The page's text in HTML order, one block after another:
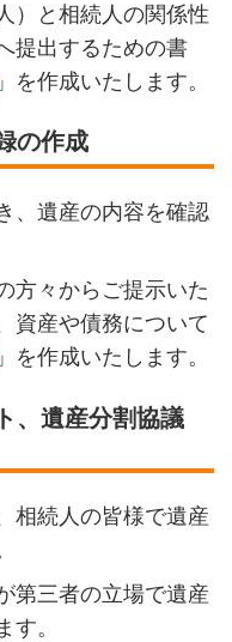
）と相続人の関係性
提出するための書
」を作成いたします。
の作成
、遺産の内容を確認
方々からご提示いた
資産や債務について
を作成いたします。
、遺産分割協議
相続人の皆様で遺産
第三者の立場で遺産
す。